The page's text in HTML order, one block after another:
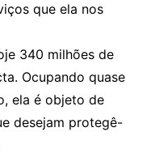
que ela nos
340 milhões de
Ocupando quase
ela é objeto de
desejam protegê-